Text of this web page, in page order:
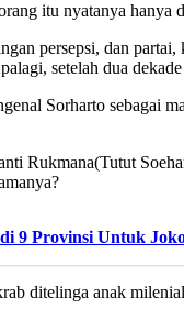
itu nyatanya
persepsi, dan
setelah dua
Sorharto sebagai
Rukmana(Tutut
9 Provinsi Untuk
ditelinga anak